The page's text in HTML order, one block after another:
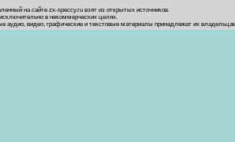
на сайте zx-speccy.ru взят из открытых источников.
в некоммерческих целях.
аудио, видео, графические и текстовые материалы принадлежат их